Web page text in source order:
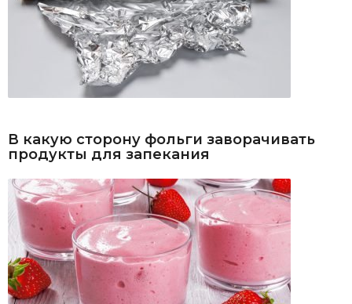
В какую сторону фольги заворачивать
продукты для запекания